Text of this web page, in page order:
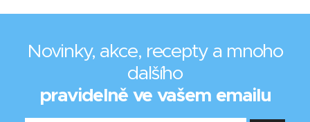
Novinky, akce, recepty a mnoho
dalšího
pravidelně ve vašem emailu